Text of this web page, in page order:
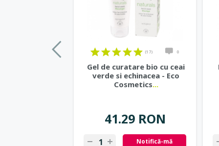
(17) 0
Gel de curatare bio cu ceai
verde si echinacea - Eco
Cosmetics...
41.29 RON
Notifică-mă